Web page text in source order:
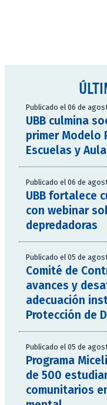
Publicado el 06 de
UBB culmina
primer Modelo
Escuelas y
Publicado el 06 de
UBB fortalece
con webinar
depredadoras
Publicado el 05 de
Comité de
avances y
adecuación
Protección de
Publicado el 05 de
Programa
de 500
comunitarios